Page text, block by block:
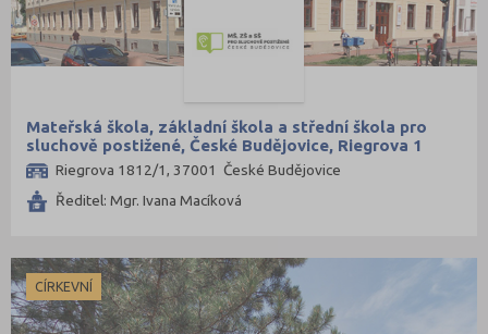
Mateřská škola, základní škola a střední škola pro
sluchově postižené, České Budějovice, Riegrova 1
Riegrova 1812/1, 37001 České Budějovice
Ředitel: Mgr. Ivana Macíková
CÍRKEVNÍ